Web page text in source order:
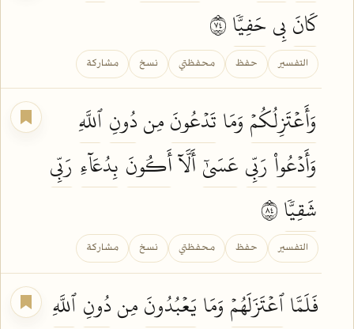
كَانَبِيحَفِيّٗا
التفسير حفظ محفظتي نسخ مشاركة
وَأَعۡتَزِلُكُمۡ وَمَا تَدۡعُونَمِندُونِ ٱللَّهِ
وَأَدۡعُواْ رَبِّيعَسَىٰٓأَلَّآأَكُونَ بِدُعَآءِ رَبِّي
شَقِيّٗا
التفسير حفظ محفظتي نسخ مشاركة
فَلَمَّاٱعۡتَزَلَهُمۡ وَمَا يَعۡبُدُونَمِندُونِ ٱللَّهِ